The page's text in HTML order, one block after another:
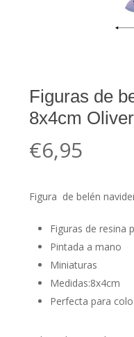
Figuras de
8x4cm
€6,95
Figura de belén
Figuras de resina
Pintada a mano
Miniaturas
Medidas:8x4cm
Perfecta para